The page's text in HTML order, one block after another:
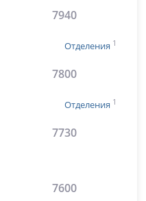
7940
Отделения 1
7800
Отделения 1
7730
7600